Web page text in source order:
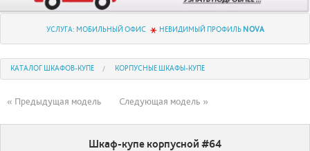
УСЛУГА: МОБИЛЬНЫЙ ОФИС НЕВИДИМЫЙ ПРОФИЛЬ NOVA
КАТАЛОГ ШКАФОВ-КУПЕ КОРПУСНЫЕ ШКАФЫ-КУПЕ
« Предыдущая модель Следующая модель »
Шкаф-купе корпусной #64